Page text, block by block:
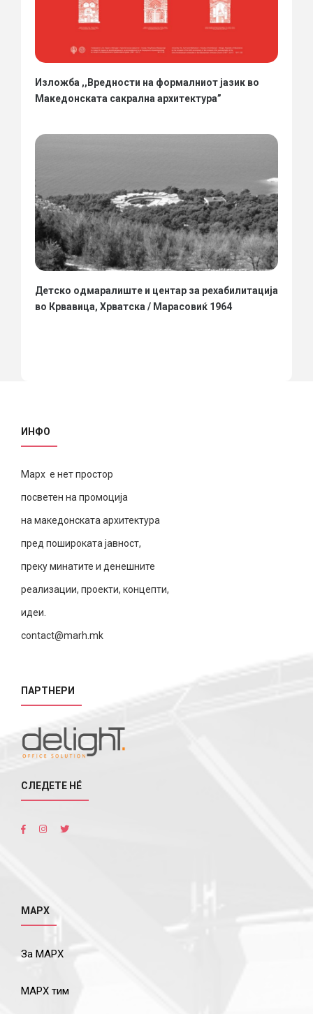
Изложба ,,Вредности на формалниот јазик во
Македонската сакрална архитектура”
Детско одмаралиште и центар за рехабилитација
во Крвавица, Хрватска / Марасовиќ 1964
ИНФО
Марх е нет простор
посветен на промоција
на македонската архитектура
пред пошироката јавност,
преку минатите и денешните
реализации, проекти, концепти,
идеи.
contact@marh.mk
ПАРТНЕРИ
СЛЕДЕТЕ НÉ
МАРХ
За МАРХ
МАРХ тим